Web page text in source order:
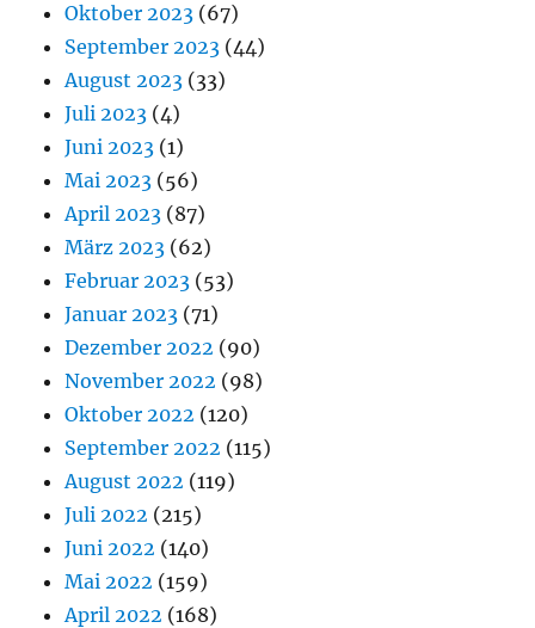
Oktober 2023 (67)
September 2023 (44)
August 2023 (33)
Juli 2023 (4)
Juni 2023 (1)
Mai 2023 (56)
April 2023 (87)
März 2023 (62)
Februar 2023 (53)
Januar 2023 (71)
Dezember 2022 (90)
November 2022 (98)
Oktober 2022 (120)
September 2022 (115)
August 2022 (119)
Juli 2022 (215)
Juni 2022 (140)
Mai 2022 (159)
April 2022 (168)